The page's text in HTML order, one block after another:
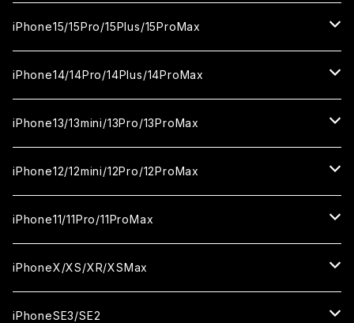
セラミックフィルム
ガラスフィルム
セラミックフィルム
カメラ用フィルム
セラミックフィルム
カメラ用フィルム
iPhone16
ガラスフィルム
セラミックフィルム
iPhone16Pro
ガラスフィルム
セラミックフィルム
iPhone16Plus
ガラスフィルム
セラミックフィルム
iPhone16ProMax
ガラスフィルム
セラミックフィルム
iPhone15/15Pro/15Plus/15ProMax
iPhone15
ガラスフィルム
セラミックフィルム
iPhone15Pro
ガラスフィルム
セラミックフィルム
iPhone15Plus
ガラスフィルム
セラミックフィルム
iPhone15ProMax
ガラスフィルム
セラミックフィルム
iPhone14/14Pro/14Plus/14ProMax
iPhone14
ガラスフィルム
セラミックフィルム
iPhone14Pro
ガラスフィルム
セラミックフィルム
iPhone14Plus
ガラスフィルム
セラミックフィルム
iPhone14ProMax
ガラスフィルム
iPhone13/13mini/13Pro/13ProMax
iPhone13/13Pro
ガラスフィルム
セラミックフィルム
iPhone13mini
ガラスフィルム
セラミックフィルム
iPhone13ProMax
ガラスフィルム
iPhone12/12mini/12Pro/12ProMax
iPhone12/12Pro
ガラスフィルム
セラミックフィルム
iPhone12mini
ガラスフィルム
iPhone12ProMax
iPhone11/11Pro/11ProMax
iPhone11
ガラスフィルム
iPhone11Pro
iPhoneX/XS/XR/XSMax
iPhoneX
iPhoneSE3/SE2